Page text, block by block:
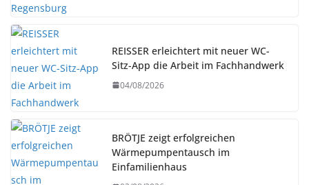
REISSER erleichtert mit neuer WC-
Sitz-App die Arbeit im Fachhandwerk
04/08/2026
BRÖTJE zeigt erfolgreichen
Wärmepumpentausch im
Einfamilienhaus